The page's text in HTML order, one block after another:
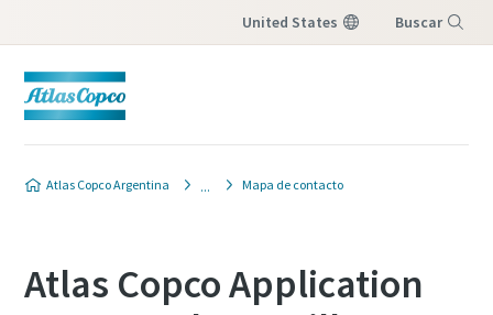
United States Buscar
Atlas Copco Argentina Mapa de contacto
Atlas Copco Application